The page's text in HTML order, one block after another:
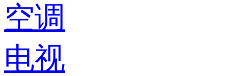
空调
电视